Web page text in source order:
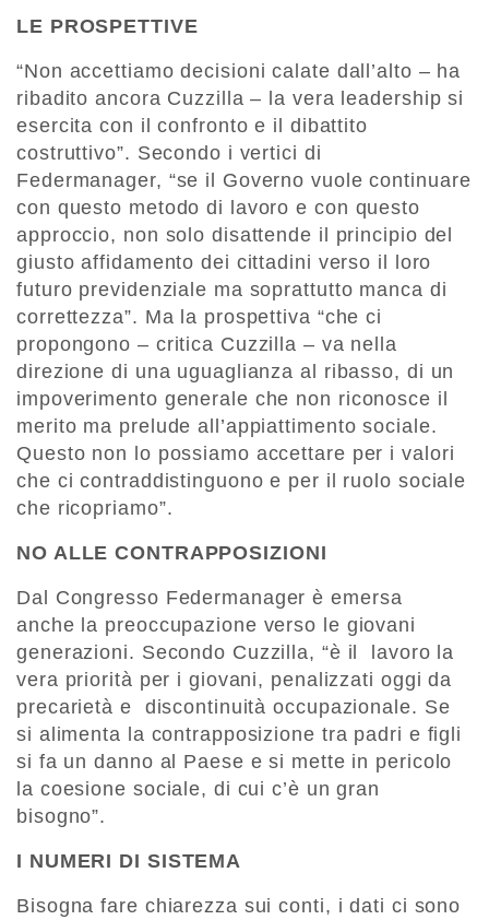
LE PROSPETTIVE
“Non accettiamo decisioni calate dall’alto – ha
ribadito ancora Cuzzilla – la vera leadership si
esercita con il confronto e il dibattito
costruttivo”. Secondo i vertici di
Federmanager, “se il Governo vuole continuare
con questo metodo di lavoro e con questo
approccio, non solo disattende il principio del
giusto affidamento dei cittadini verso il loro
futuro previdenziale ma soprattutto manca di
correttezza”. Ma la prospettiva “che ci
propongono – critica Cuzzilla – va nella
direzione di una uguaglianza al ribasso, di un
impoverimento generale che non riconosce il
merito ma prelude all’appiattimento sociale.
Questo non lo possiamo accettare per i valori
che ci contraddistinguono e per il ruolo sociale
che ricopriamo”.
NO ALLE CONTRAPPOSIZIONI
Dal Congresso Federmanager è emersa
anche la preoccupazione verso le giovani
generazioni. Secondo Cuzzilla, “è il lavoro la
vera priorità per i giovani, penalizzati oggi da
precarietà e discontinuità occupazionale. Se
si alimenta la contrapposizione tra padri e figli
si fa un danno al Paese e si mette in pericolo
la coesione sociale, di cui c’è un gran
bisogno”.
I NUMERI DI SISTEMA
Bisogna fare chiarezza sui conti, i dati ci sono